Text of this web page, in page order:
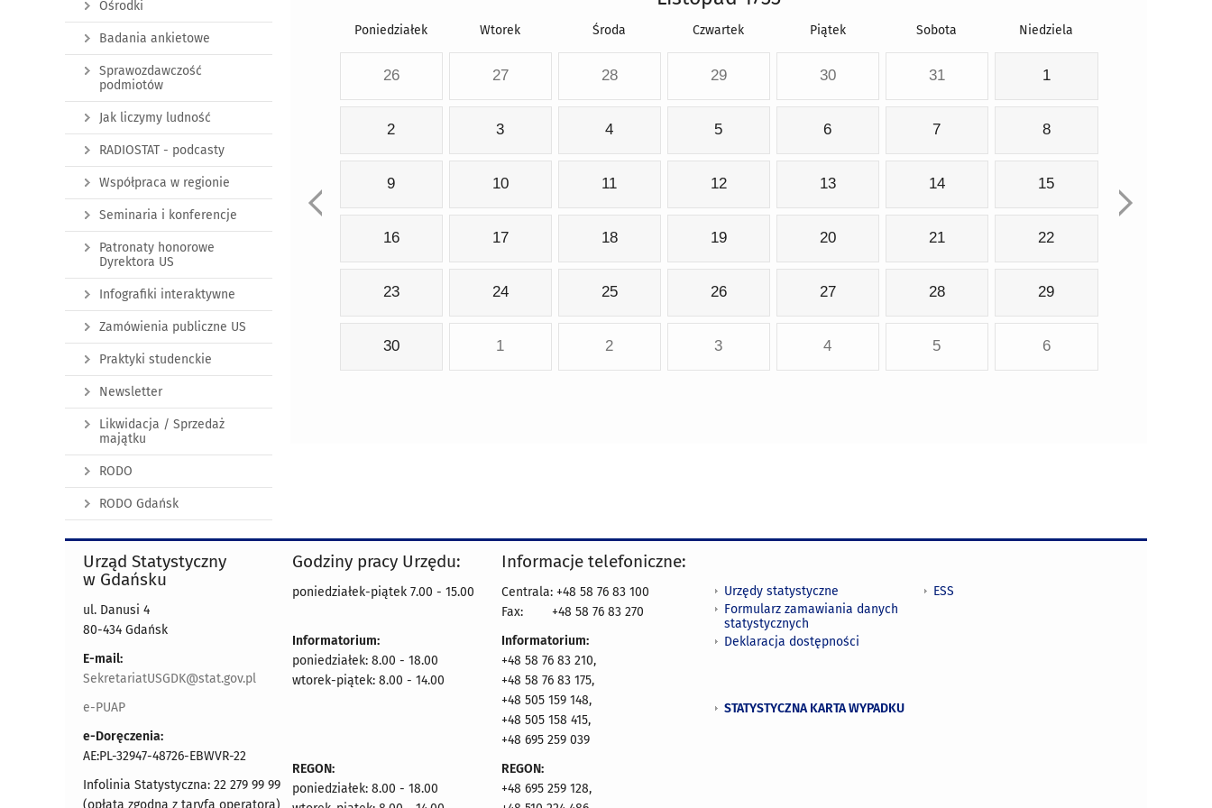
Poniedziałek Wtorek Środa Czwartek Piątek Sobota Niedziela
26 27 28 29 30 31 1
2 3 4 5 6 7 8
9 10 11 12 13 14 15
16 17 18 19 20 21 22
23 24 25 26 27 28 29
30 1 2 3 4 5 6
Ośrodki
Badania ankietowe
Sprawozdawczość
podmiotów
Jak liczymy ludność
RADIOSTAT - podcasty
Współpraca w regionie
Seminaria i konferencje
Patronaty honorowe
Dyrektora US
Infografiki interaktywne
Zamówienia publiczne US
Praktyki studenckie
Newsletter
Likwidacja / Sprzedaż
majątku
RODO
RODO Gdańsk
Urząd Statystyczny
w Gdańsku
ul. Danusi 4
80-434 Gdańsk
E-mail:
SekretariatUSGDK@stat.gov.pl
e-PUAP
e-Doręczenia:
AE:PL-32947-48726-EBWVR-22
Infolinia Statystyczna: 22 279 99 99
(opłata zgodna z taryfą operatora)
Godziny pracy Urzędu:
poniedziałek-piątek 7.00 - 15.00
Informatorium:
poniedziałek: 8.00 - 18.00
wtorek-piątek: 8.00 - 14.00
REGON:
poniedziałek: 8.00 - 18.00
Informacje telefoniczne:
Centrala: +48 58 76 83 100
Fax:
+48 58 76 83 270
Informatorium:
+48 58 76 83 210,
+48 58 76 83 175,
+48 505 159 148,
+48 505 158 415,
+48 695 259 039
REGON:
+48 695 259 128,
Urzędy statystyczne
Formularz zamawiania danych
statystycznych
Deklaracja dostępności
STATYSTYCZNA KARTA WYPADKU
ESS